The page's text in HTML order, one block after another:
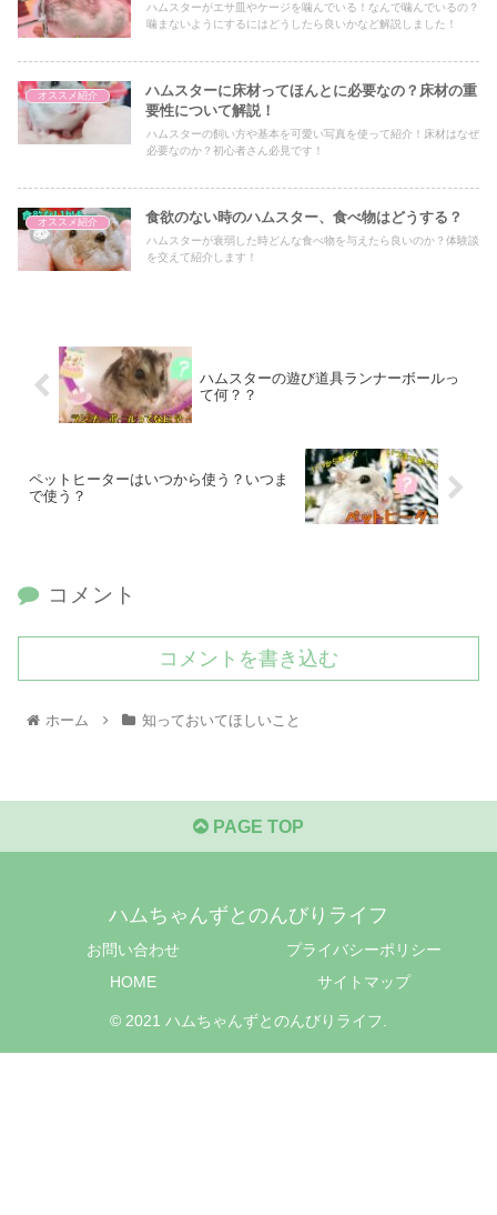
ハムスターがエサ皿やケージを噛んでいる！なんで噛んでいるの？
噛まないようにするにはどうしたら良いかなど解説しました！
オススメ紹介
ハムスターに床材ってほんとに必要なの？床材の重
要性について解説！
ハムスターの飼い方や基本を可愛い写真を使って紹介！床材はなぜ
必要なのか？初心者さん必見です！
オススメ紹介 食欲のない時のハムスター、食べ物はどうする？
ハムスターが衰弱した時どんな食べ物を与えたら良いのか？体験談
を交えて紹介します！
ハムスターの遊び道具ランナーボールっ
て何？？
ペットヒーターはいつから使う？いつま
で使う？
コメント
コメントを書き込む
ホーム 知っておいてほしいこと
PAGE TOP
ハムちゃんずとのんびりライフ
お問い合わせ
プライバシーポリシー
HOME
サイトマップ
© 2021 ハムちゃんずとのんびりライフ.